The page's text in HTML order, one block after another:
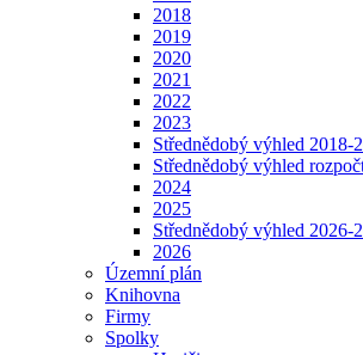
2018
2019
2020
2021
2022
2023
Střednědobý výhled 2018-
Střednědobý výhled
2024
2025
Střednědobý výhled 2026-
2026
Územní plán
Knihovna
Firmy
Spolky